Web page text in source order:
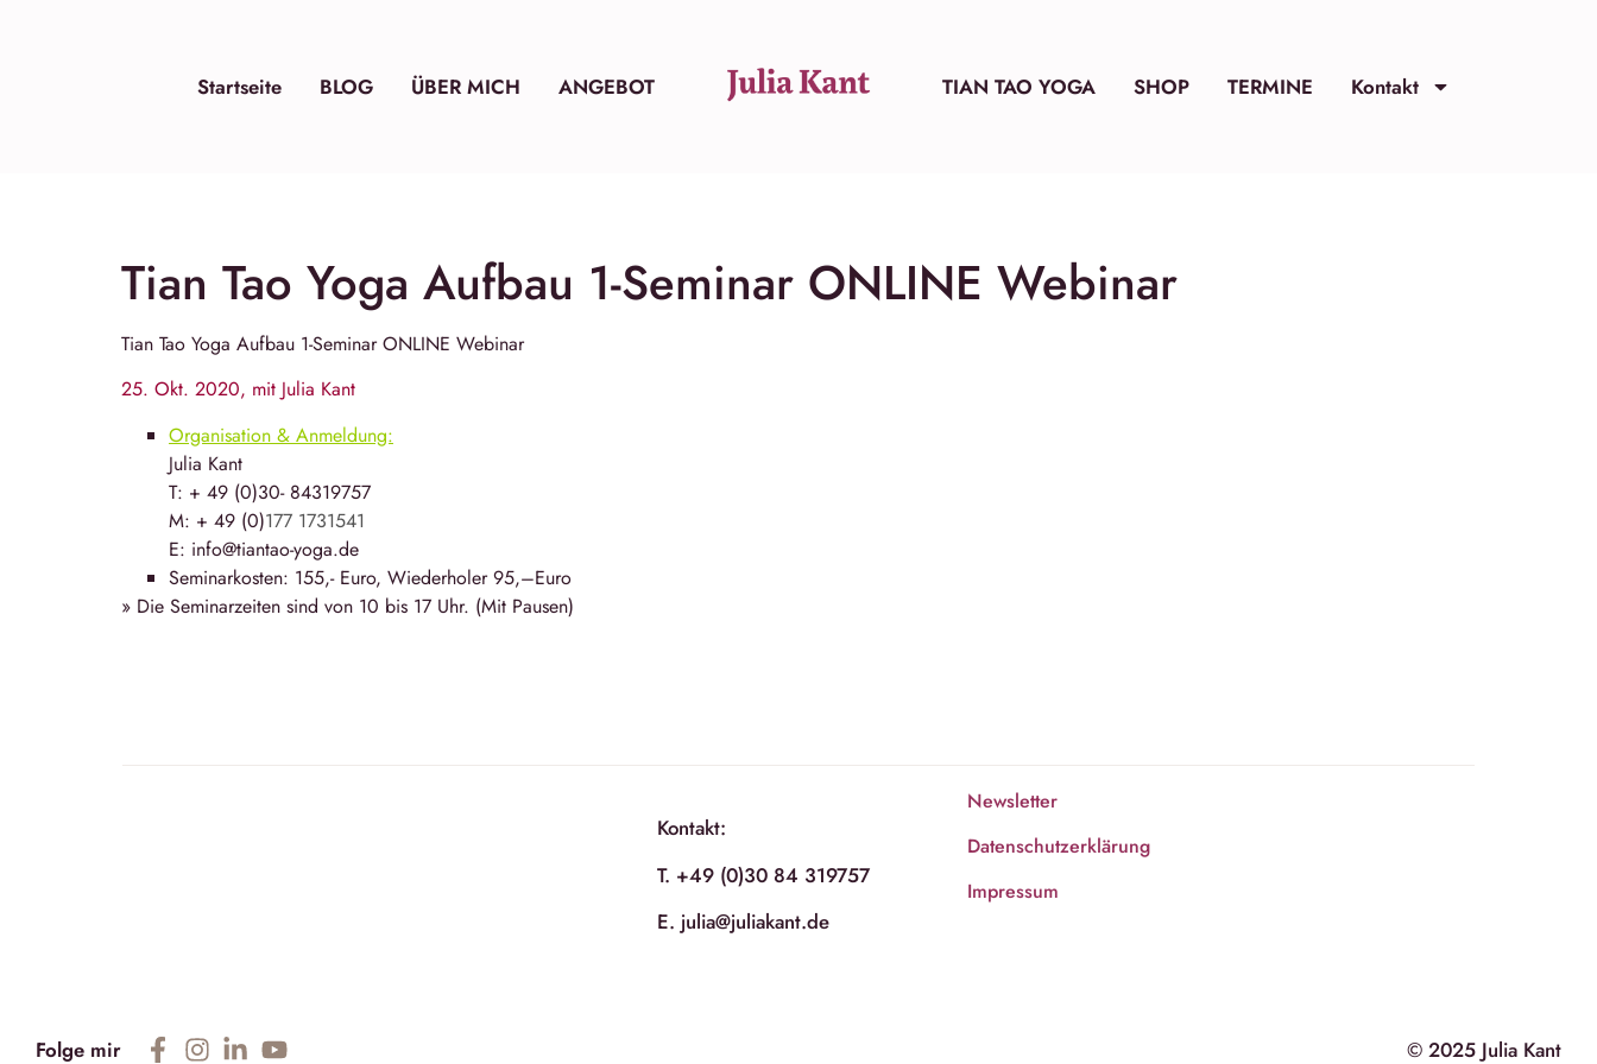
TIAN TAO YOGA SHOP TERMINE Kontakt
Startseite BLOG ÜBER MICH ANGEBOT
Tian Tao Yoga Aufbau 1-Seminar ONLINE Webinar
Tian Tao Yoga Aufbau 1-Seminar ONLINE Webinar
25. Okt. 2020, mit Julia Kant
Organisation & Anmeldung:
Julia Kant
T: + 49 (0)30- 84319757
M: + 49 (0)177 1731541
E: info@tiantao-yoga.de
Seminarkosten: 155,- Euro, Wiederholer 95,–Euro
» Die Seminarzeiten sind von 10 bis 17 Uhr. (Mit Pausen)
Kontakt:
T. +49 (0)30 84 319757
E. julia@juliakant.de
Newsletter
Datenschutzerklärung
Impressum
Folge mir © 2025 Julia Kant